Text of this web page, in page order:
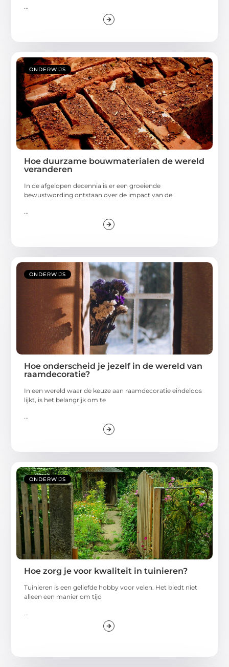
...
ONDERWIJS
Hoe duurzame bouwmaterialen de wereld
veranderen
In de afgelopen decennia is er een groeiende
bewustwording ontstaan over de impact van de
...
ONDERWIJS
Hoe onderscheid je jezelf in de wereld van
raamdecoratie?
In een wereld waar de keuze aan raamdecoratie eindeloos
lijkt, is het belangrijk om te
...
ONDERWIJS
Hoe zorg je voor kwaliteit in tuinieren?
Tuinieren is een geliefde hobby voor velen. Het biedt niet
alleen een manier om tijd
...